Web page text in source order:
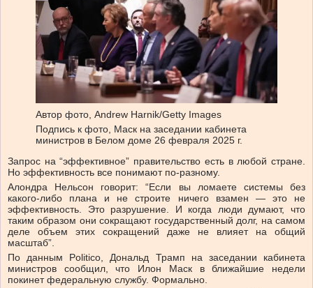
Автор фото, Andrew Harnik/Getty Images
Подпись к фото, Маск на заседании кабинета
министров в Белом доме 26 февраля 2025 г.
Запрос на “эффективное” правительство есть в любой стране.
Но эффективность все понимают по-разному.
Алондра Нельсон говорит: “Если вы ломаете системы без
какого-либо плана и не строите ничего взамен — это не
эффективность. Это разрушение. И когда люди думают, что
таким образом они сокращают государственный долг, на самом
деле объем этих сокращений даже не влияет на общий
масштаб”.
По данным Politico, Дональд Трамп на заседании кабинета
министров сообщил, что Илон Маск в ближайшие недели
покинет федеральную службу. Формально.